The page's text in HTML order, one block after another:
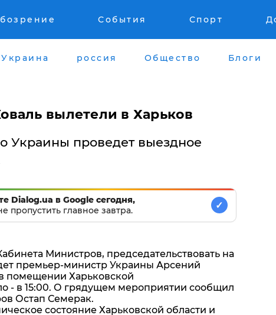
События Спорт
Украина россия Общество Блоги
вылетели в Харьков
Украины проведет выездное
Dialog.ua в Google сегодня,
пропустить главное завтра.
✓
Министров, председательствовать на
премьер-министр Украины Арсений
помещении Харьковской
- в 15:00. О грядущем мероприятии сообщил
Остап Семерак.
состояние Харьковской области и